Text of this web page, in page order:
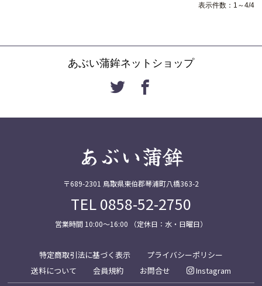
表示件数：1～4/4
あぶい蒲鉾ネットショップ
あぶい蒲鉾
〒689-2301 鳥取県東伯郡琴浦町八橋363-2
TEL 0858-52-2750
営業時間 10:00〜16:00 （定休日：水・日曜日）
特定商取引法に基づく表示
プライバシーポリシー
送料について
会員規約 お問合せ Instagram